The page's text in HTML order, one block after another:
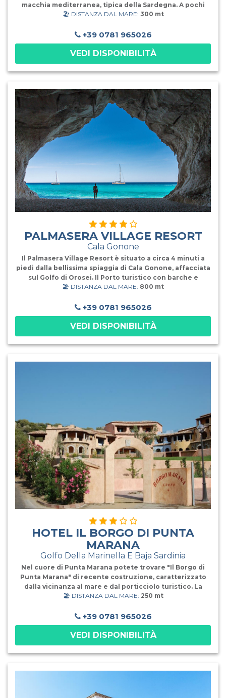
macchia mediterranea, tipica della Sardegna. A pochi
passi dai centri esclusivi della Costa Smeralda, il Blu
stupendo mare di Cannigione. Il Blu Hotel Morisco è la
meta ideale per gli amanti della natura e del mare.Per gli
ospiti, un susseguirsi di attività sportive, giochi e tornei
organizzati dall’ animazione ma anche intrattenimenti
serali presso un accogliente teatro, spettacoli e piano
la meta ideale anche per famiglie con bambini, grazie
alle molteplici opportunità di intrattenimento
organizzate presso un accogliente teatro. Per i piccoli
ospiti, a periodi prestabiliti, sono a disposizione il mini
club ed un grazioso parco giochi.La Tessera Club
obbligatoria include: animazione diurna e serale, mini
club, piscina, corsi
🏖️ DISTANZA DAL MARE: 300 mt
+39 0781 965026
VEDI DISPONIBILITÀ
PALMASERA VILLAGE RESORT
Cala Gonone
Il Palmasera Village Resort è situato a circa 4 minuti a
piedi dalla bellissima spiaggia di Cala Gonone, affacciata
sul Golfo di Orosei. Il Porto turistico con barche e
gommoni che raggiungono spiagge e grotte marine
turistica. Il Resort è dotato di tutti i servizi principali
come campi da tennis, basket e bocce, area benessere
che offre una gamma di massaggi rilassanti e
trattamenti di bellezza. Mette a disposizine dei suoi
ospiti 3 piscine un'ampia offerta di attività sportive e
diurna e serale. Ristorazione Formula Club Esse:
tutti gli ospiti del Borgo e agli ospiti in formula Esse Plus.
🏖️ DISTANZA DAL MARE: 800 mt
+39 0781 965026
VEDI DISPONIBILITÀ
HOTEL IL BORGO DI PUNTA
MARANA
Golfo Della Marinella E Baja Sardinia
Nel cuore di Punta Marana potete trovare "Il Borgo di
Punta Marana" di recente costruzione, caratterizzato
dalla vicinanza al mare e dal porticciolo turistico. La
zona è caratterizzata dalla particolare vegetazione
che si susseguono. Davanti a voi troverete lo
spettacolare Golfo di Marinella caratterizzato dalla
sabbia finissima e bianca. Il borgo dista soli 250 mt dalla
spiaggia e 5 km dal centro di Porto Rotondo. Gli
appartamenti con formula hotel sono di nuova
con patio e giardino oppure al primo piano con veranda,
lavastoviglie, aria condizionata, camera sempre con letti
🏖️ DISTANZA DAL MARE: 250 mt
+39 0781 965026
VEDI DISPONIBILITÀ